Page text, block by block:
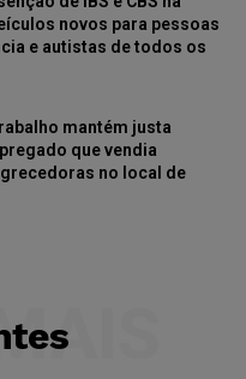
novos para pessoas
e autistas de todos os
mantém justa
que vendia
no local de